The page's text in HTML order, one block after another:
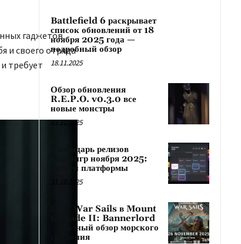
гаджетов
и своего отряда
требует
Battlefield 6 раскрывает
список обновлений от 18
ноября 2025 года —
подробный обзор
18.11.2025
Обзор обновления
R.E.P.O. v0.3.0 все
новые монстры
03.11.2025
Календарь релизов
видеоигр ноября 2025:
даты и платформы
31.10.2025
DLC War Sails в Mount
& Blade II: Bannerlord
— полный обзор морского
сражения